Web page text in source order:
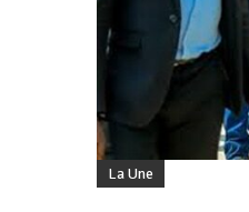
La Une